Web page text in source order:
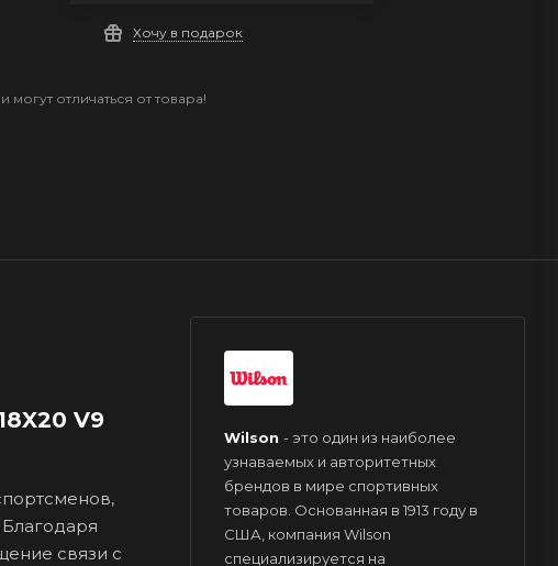
Хочу в подарок
отличаться от товара!
V9
связи с
Wilson - это один из наиболее
узнаваемых и авторитетных
брендов в мире спортивных
товаров. Основанная в 1913 году в
США, компания Wilson
специализируется на